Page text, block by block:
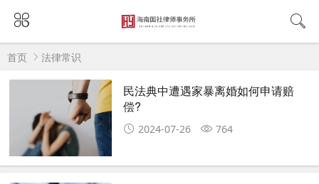
首页 法律常识
民法典中遭遇家暴离婚如何申请赔
偿?
2024-07-26 764